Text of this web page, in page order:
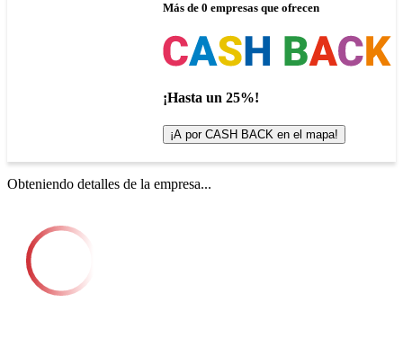
Más de 0 empresas que ofrecen
¡Hasta un 25%!
¡A por CASH BACK en el mapa!
Obteniendo detalles de la empresa...